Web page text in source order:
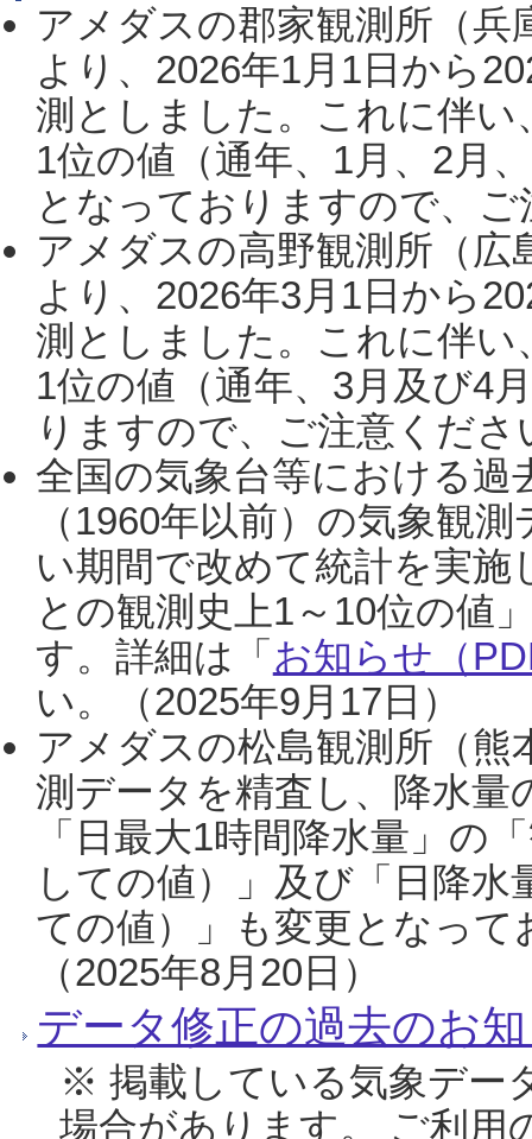
アメダスの郡家観測所（
より、2026年1月1日から
測としました。これに伴い
1位の値（通年、1月、2月
となっておりますので、
アメダスの高野観測所（
より、2026年3月1日から
測としました。これに伴い
1位の値（通年、3月及び4
りますので、ご注意くだ
全国の気象台等における過
（1960年以前）の気象観
い期間で改めて統計を実
との観測史上1～10位の値
す。詳細は「 お知らせ（
い。（2025年9月17日）
アメダスの松島観測所（熊
測データを精査し、降水
「日最大1時間降水量」の
しての値）」及び「日降
ての値）」も変更となっ
（2025年8月20日）
データ修正の過去のお
※ 掲載している気象デー
場合があります。 ご利用